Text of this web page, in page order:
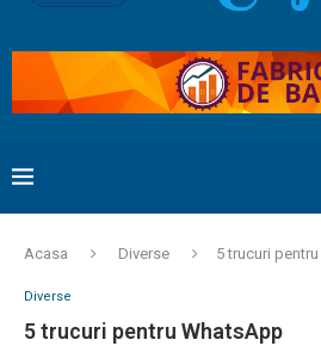
Acasa Diverse 5 trucuri
Diverse
5 trucuri pentru WhatsApp